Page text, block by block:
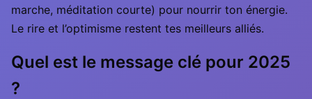
marche, méditation courte) pour nourrir ton énergie.
Le rire et l’optimisme restent tes meilleurs alliés.
Quel est le message clé pour 2025
?